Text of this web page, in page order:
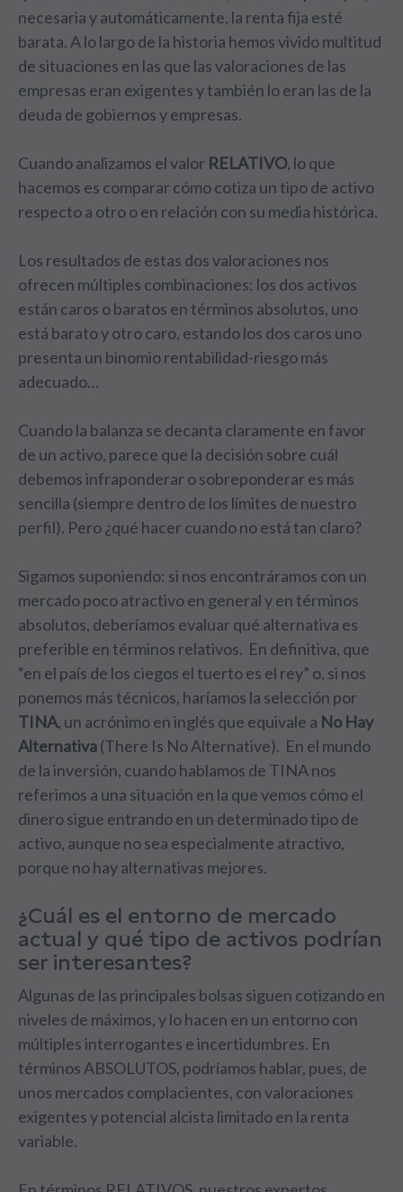
necesaria y automáticamente, la renta fija esté
barata. A lo largo de la historia hemos vivido multitud
de situaciones en las que las valoraciones de las
empresas eran exigentes y también lo eran las de la
deuda de gobiernos y empresas.
Cuando analizamos el valor RELATIVO, lo que
hacemos es comparar cómo cotiza un tipo de activo
respecto a otro o en relación con su media histórica.
Los resultados de estas dos valoraciones nos
ofrecen múltiples combinaciones: los dos activos
están caros o baratos en términos absolutos, uno
está barato y otro caro, estando los dos caros uno
presenta un binomio rentabilidad-riesgo más
adecuado…
Cuando la balanza se decanta claramente en favor
de un activo, parece que la decisión sobre cuál
debemos infraponderar o sobreponderar es más
sencilla (siempre dentro de los límites de nuestro
perfil). Pero ¿qué hacer cuando no está tan claro?
Sigamos suponiendo: si nos encontráramos con un
mercado poco atractivo en general y en términos
absolutos, deberíamos evaluar qué alternativa es
preferible en términos relativos. En definitiva, que
“en el país de los ciegos el tuerto es el rey” o, si nos
ponemos más técnicos, haríamos la selección por
TINA, un acrónimo en inglés que equivale a No Hay
Alternativa(There Is No Alternative). En el mundo
de la inversión, cuando hablamos de TINA nos
referimos a una situación en la que vemos cómo el
dinero sigue entrando en un determinado tipo de
activo, aunque no sea especialmente atractivo,
porque no hay alternativas mejores.
¿Cuál es el entorno de mercado
actual y qué tipo de activos podrían
ser interesantes?
Algunas de las principales bolsas siguen cotizando en
niveles de máximos, y lo hacen en un entorno con
múltiples interrogantes e incertidumbres. En
términos ABSOLUTOS, podríamos hablar, pues, de
unos mercados complacientes, con valoraciones
exigentes y potencial alcista limitado en la renta
variable.